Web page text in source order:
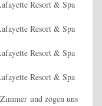
und zogen uns